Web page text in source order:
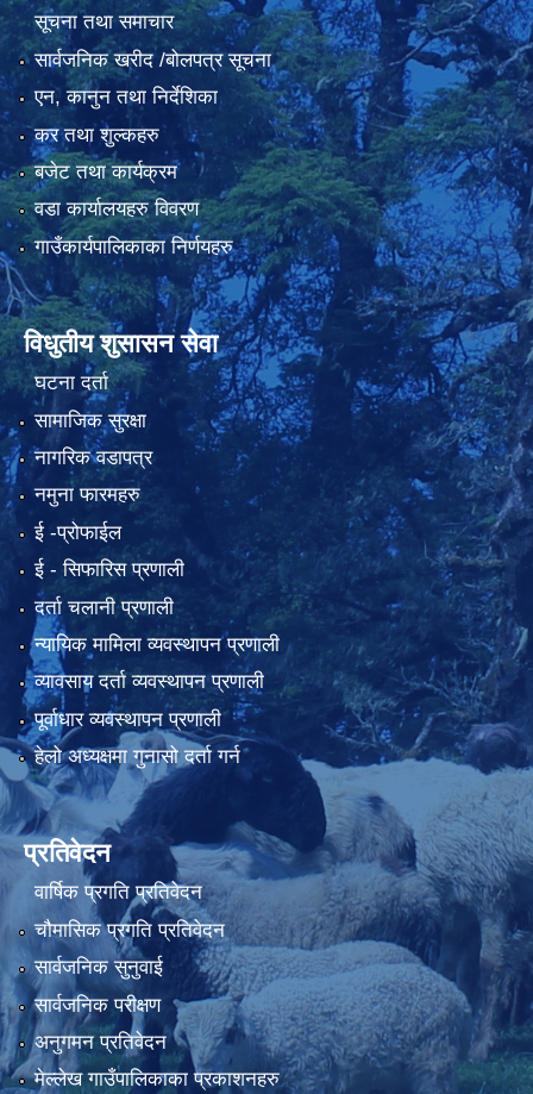
सूचना तथा समाचार
सार्वजनिक खरीद /बोलपत्र सूचना
एन, कानुन तथा निर्देशिका
कर तथा शुल्कहरु
बजेट तथा कार्यक्रम
वडा कार्यालयहरु विवरण
गाउँकार्यपालिकाका निर्णयहरु
विधुतीय शुसासन सेवा
घटना दर्ता
सामाजिक सुरक्षा
नागरिक वडापत्र
नमुना फारमहरु
ई -प्रोफाईल
ई‍ - सिफारिस प्रणाली
दर्ता चलानी प्रणाली
न्यायिक मामिला व्यवस्थापन प्रणाली
व्यावसाय दर्ता व्यवस्थापन प्रणाली
पूर्वाधार व्यवस्थापन प्रणाली
हेलो अध्यक्षमा गुनासो दर्ता गर्न
प्रतिवेदन
वार्षिक प्रगति प्रतिवेदन
चौमासिक प्रगति प्रतिवेदन
सार्वजनिक सुनुवाई
सार्वजनिक परीक्षण
अनुगमन प्रतिवेदन
मेल्लेख गाउँपालिकाका प्रकाशनहरु